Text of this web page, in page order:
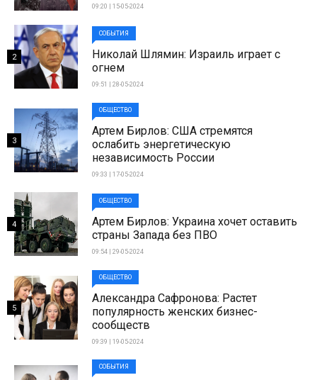
09:20 | 15-05-2024
СОБЫТИЯ
Николай Шлямин: Израиль играет с
огнем
09:51 | 28-05-2024
2
ОБЩЕСТВО
Артем Бирлов: США стремятся
ослабить энергетическую
независимость России
09:33 | 17-05-2024
3
ОБЩЕСТВО
Артем Бирлов: Украина хочет оставить
страны Запада без ПВО
09:54 | 29-05-2024
4
ОБЩЕСТВО
Александра Сафронова: Растет
популярность женских бизнес-
сообществ
09:39 | 19-05-2024
5
СОБЫТИЯ